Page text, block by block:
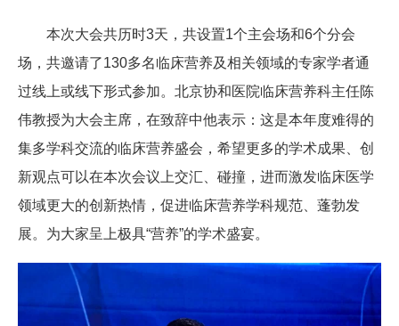
本次大会共历时3天，共设置1个主会场和6个分会
场，共邀请了130多名临床营养及相关领域的专家学者通
过线上或线下形式参加。北京协和医院临床营养科主任陈
伟教授为大会主席，在致辞中他表示：这是本年度难得的
集多学科交流的临床营养盛会，希望更多的学术成果、创
新观点可以在本次会议上交汇、碰撞，进而激发临床医学
领域更大的创新热情，促进临床营养学科规范、蓬勃发
展。为大家呈上极具“营养”的学术盛宴。